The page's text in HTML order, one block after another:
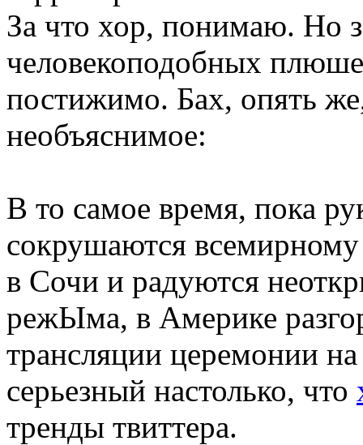
За что хор, понимаю. Но
человекоподобных
постижимо. Бах, опять
необъяснимое:
В то самое время, пока
сокрушаются
в Сочи и радуются
режЫма, в Америке
трансляции церемонии
серьезный настолько, что
тренды твиттера.